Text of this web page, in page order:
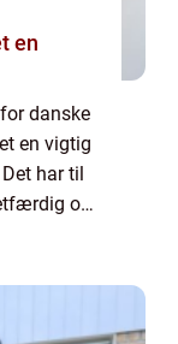
en
danske
en vigtig
har til
og